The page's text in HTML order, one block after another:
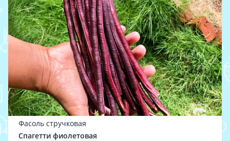
Фасоль стручковая
Спагетти фиолетовая